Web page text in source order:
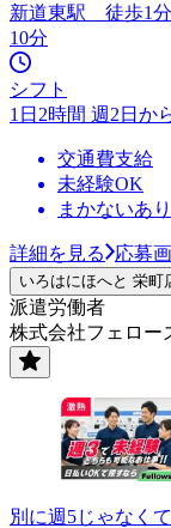
新道東駅 徒歩1
10分
シフト
1日2時間 週2日か
交通費支給
未経験OK
まかないあり
詳細を見る 応募
いろはにほへと 栄町
派遣労働者
株式会社フェロー
別に週5じゃなく